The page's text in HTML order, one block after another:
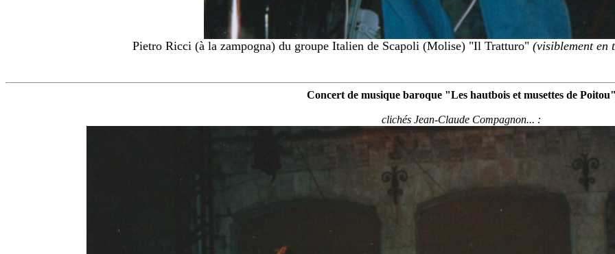
Pietro Ricci (à la zampogna) du groupe Italien de Scapoli (Molise) "Il Tratturo"(visiblement en
Concert de musique baroque "Les hautbois et musettes de
clichés Jean-Claude Compagnon... :